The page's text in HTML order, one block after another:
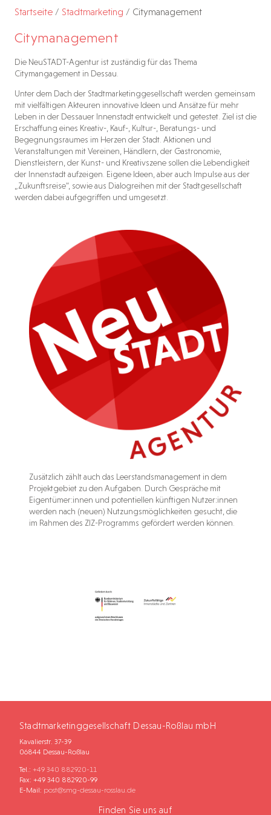
Startseite / Stadtmarketing / Citymanagement
Citymanagement
Die NeuSTADT-Agentur ist zuständig für das Thema
Citymangagement in Dessau.
Unter dem Dach der Stadtmarketinggesellschaft werden gemeinsam
mit vielfältigen Akteuren innovative Ideen und Ansätze für mehr
Leben in der Dessauer Innenstadt entwickelt und getestet. Ziel ist die
Erschaffung eines Kreativ-, Kauf-, Kultur-, Beratungs- und
Begegnungsraumes im Herzen der Stadt. Aktionen und
Veranstaltungen mit Vereinen, Händlern, der Gastronomie,
Dienstleistern, der Kunst- und Kreativszene sollen die Lebendigkeit
der Innenstadt aufzeigen. Eigene Ideen, aber auch Impulse aus der
„Zukunftsreise“, sowie aus Dialogreihen mit der Stadtgesellschaft
werden dabei aufgegriffen und umgesetzt.
Zusätzlich zählt auch das Leerstandsmanagement in dem
Projektgebiet zu den Aufgaben. Durch Gespräche mit
Eigentümer:innen und potentiellen künftigen Nutzer:innen
werden nach (neuen) Nutzungsmöglichkeiten gesucht, die
im Rahmen des ZIZ-Programms gefördert werden können.
Stadtmarketinggesellschaft Dessau-Roßlau mbH
Kavalierstr. 37-39
06844 Dessau-Roßlau
Tel.: +49 340 882920-11
Fax: +49 340 882920-99
E-Mail: post@smg-dessau-rosslau.de
Finden Sie uns auf